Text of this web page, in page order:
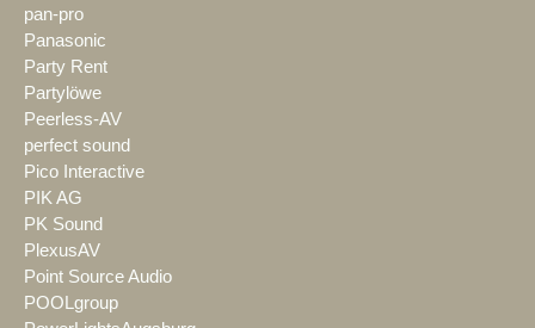
pan-pro
Panasonic
Party Rent
Partylöwe
Peerless-AV
perfect sound
Pico Interactive
PIK AG
PK Sound
PlexusAV
Point Source Audio
POOLgroup